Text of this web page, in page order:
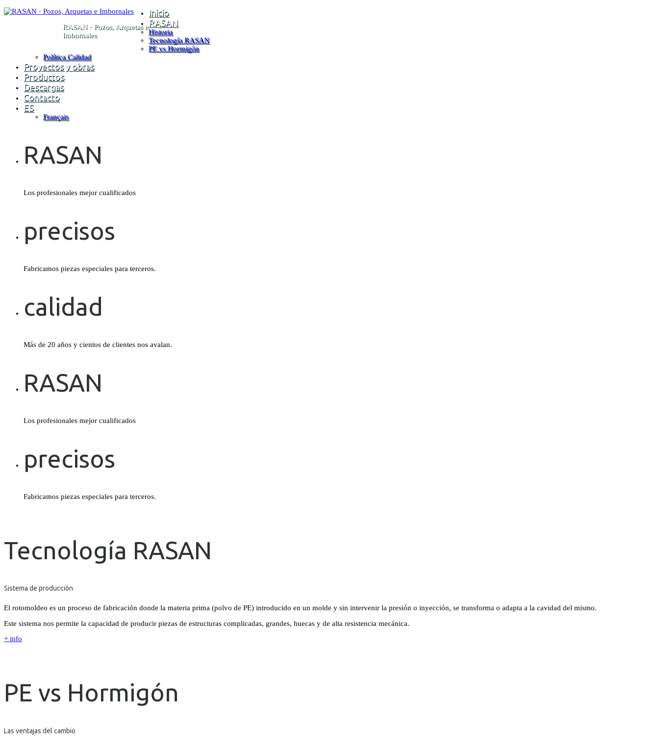
RASAN · Pozos, Arquetas e
Imbornales
Inicio
RASAN
Historia
Tecnología RASAN
PE vs Hormigón
Política Calidad
Proyectos y obras
Productos
Descargas
Contacto
ES
Français
RASAN
Los profesionales mejor cualificados
precisos
Fabricamos piezas especiales para terceros.
calidad
Más de 20 años y cientos de clientes nos avalan.
RASAN
Los profesionales mejor cualificados
precisos
Fabricamos piezas especiales para terceros.
Tecnología RASAN
Sistema de producción
El rotomoldeo es un proceso de fabricación donde la materia prima (polvo de PE) introducido en un molde y sin intervenir la presión o inyección, se transforma o adapta a la cavidad del mismo.
Este sistema nos permite la capacidad de producir piezas de estructuras complicadas, grandes, huecas y de alta resistencia mecánica.
+ info
PE vs Hormigón
Las ventajas del cambio